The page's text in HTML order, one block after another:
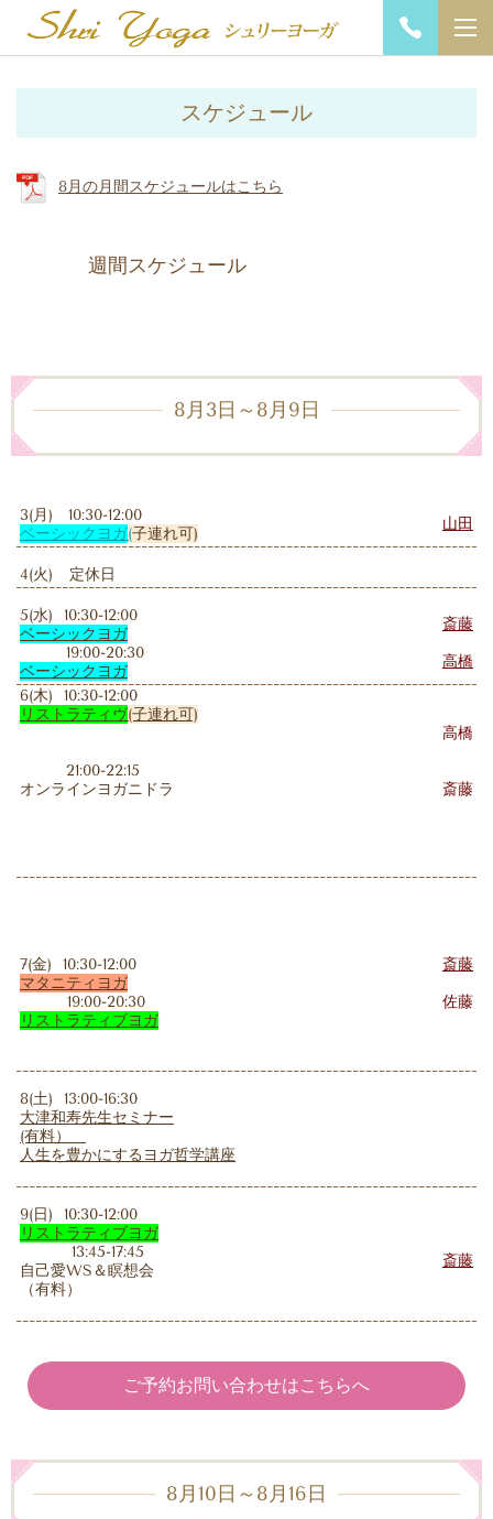
スケジュール
8月の月間スケジュールはこちら
週間スケジュール
8月3日～8月9日
3(月) 10:30-12:00
ベーシックヨガ(子連れ可)
山田
4(火) 定休日
5(水) 10:30-12:00
ベーシックヨガ
19:00-20:30
ベーシックヨガ
斎藤
高橋
6(木) 10:30-12:00
リストラティヴ(子連れ可)
21:00-22:15
オンラインヨガニドラ
高橋
斎藤
7(金) 10:30-12:00
マタニティヨガ
19:00-20:30
リストラティブヨガ
斎藤
佐藤
8(土) 13:00-16:30
大津和寿先生セミナー
(有料）
人生を豊かにするヨガ哲学講座
9(日) 10:30-12:00
リストラティブヨガ
13:45-17:45
自己愛WS＆瞑想会
（有料）
斎藤
ご予約お問い合わせはこちらへ
8月10日～8月16日